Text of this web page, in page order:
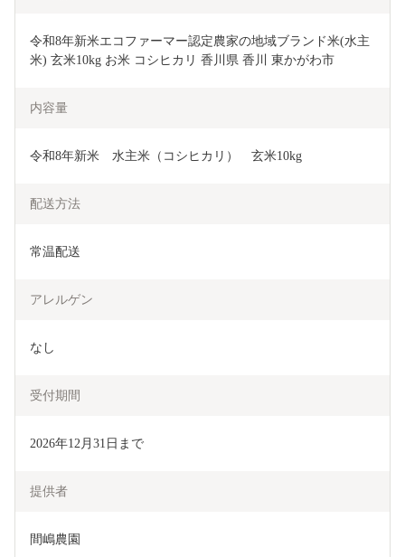
令和8年新米エコファーマー認定農家の地域ブランド米(水主
米) 玄米10kg お米 コシヒカリ 香川県 香川 東かがわ市
内容量
令和8年新米　水主米（コシヒカリ）　玄米10kg
配送方法
常温配送
アレルゲン
なし
受付期間
2026年12月31日まで
提供者
間嶋農園